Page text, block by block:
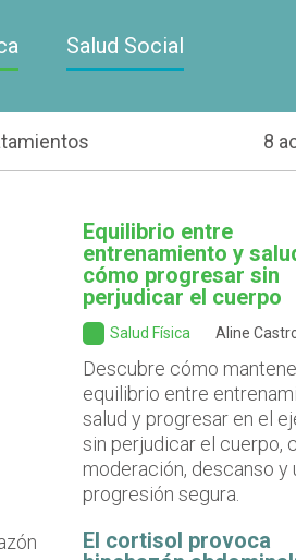
Salud Social
8
Equilibrio entre
entrenamiento y
cómo progresar sin
perjudicar el cuerpo
Salud Física Aline
Descubre cómo
equilibrio entre
salud y progresar en el
sin perjudicar el cuerpo,
moderación, descanso y
progresión segura.
El cortisol provoca